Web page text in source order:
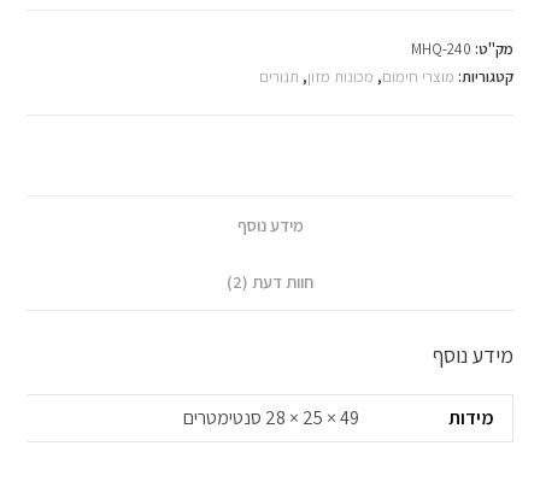
מק"ט: MHQ-240
קטגוריות: מוצרי חימום, מכונות מזון, תנורים
מידע נוסף
חוות דעת (2)
מידע נוסף
מידות 49 × 25 × 28 סנטימטרים